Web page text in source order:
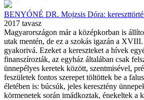
BENYÓNÉ DR. Mojzsis Dóra:
2017 tavasz
Magyarországon már a középkorban is
utak mentén, de ez a szokás igazán a
gyakorivá. Ezeket a kereszteket a hívek
finanszírozták, az egyház általában csak
ünnepélyes keretek között, szentmisével,
feszületek fontos szerepet töltöttek be a
életében is: búcsúk, jeles keresztény
körmenetek során imádkoztak, énekeltek a